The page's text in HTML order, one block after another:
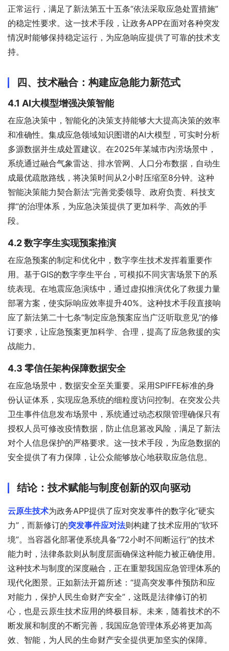
正常运行，满足了新法第五十五条“依法采取应急处置措施”
的稳定性要求。这一技术手段，让政务APP在面对各种突发
情况时能够保持稳定运行，为应急响应提供了可靠的技术支
持。
四、技术融合：构建应急能力新范式
4.1 AI大模型增强决策智能
在应急决策中，智能化的决策支持能够大大提高决策的效率
和准确性。集成应急领域知识图谱的AI大模型，可实时分析
多源数据并生成处置建议。在2025年某城市内涝场景中，
系统通过融合气象雷达、排水管网、人口分布数据，自动生
成最优疏散路线，将决策时间从2小时压缩至8分钟。这种
智能决策能力契合新法“完善党委领导、政府负责、科技支
撑”的治理体系，为应急决策提供了更加科学、高效的手
段。
4.2 数字孪生实现预案推演
在应急预案的制定和优化中，数字孪生技术发挥着重要作
用。基于GIS的数字孪生平台，可模拟不同灾害场景下的系
统表现。在地震应急演练中，通过虚拟推演优化了救援力量
部署方案，使实际响应效率提升40%。这种技术手段直接响
应了新法第二十七条“制定应急预案应当广泛听取意见”的修
订要求，让应急预案更加科学、合理，提高了应急救援的实
战能力。
4.3 零信任架构保障数据安全
在应急场景中，数据安全至关重要。采用SPIFFE标准的身
份认证体系，实现应急系统的细粒度访问控制。在突发公共
卫生事件信息发布场景中，系统通过动态权限管理确保只有
授权人员可修改疫情数据，防止信息篡改风险，满足了新法
对个人信息保护的严格要求。这一技术手段，为应急数据的
安全提供了有力保障，让公众能够放心地获取应急信息。
结论：技术赋能与制度创新的双向驱动
云原生技术为政务APP提供了应对突发事件的数字化“硬实
力”，而新修订的突发事件应对法则构建了技术应用的“软环
境”。当容器化部署使系统具备“72小时不间断运行”的技术
能力时，法律条款则从制度层面确保这种能力被正确使用。
这种技术与制度的深度融合，正在重塑我国应急管理体系的
现代化图景。正如新法开篇所述：“提高突发事件预防和应
对能力，保护人民生命财产安全”，这既是法律修订的初
心，也是云原生技术应用的终极目标。未来，随着技术的不
断发展和制度的不断完善，我国应急管理体系必将更加高
效、智能，为人民的生命财产安全提供更加坚实的保障。